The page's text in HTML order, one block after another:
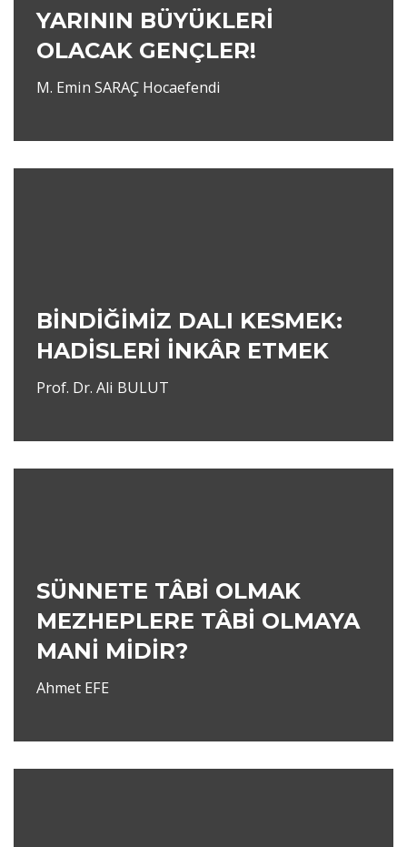
YARININ BÜYÜKLERİ
OLACAK GENÇLER!
M. Emin SARAÇ Hocaefendi
BİNDİĞİMİZ DALI KESMEK:
HADİSLERİ İNKÂR ETMEK
Prof. Dr. Ali BULUT
SÜNNETE TÂBİ OLMAK
MEZHEPLERE TÂBİ OLMAYA
MANİ MİDİR?
Ahmet EFE